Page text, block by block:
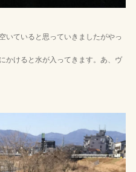
いていると思っていきましたがやっ
かけると水が入ってきます。あ、ヴ